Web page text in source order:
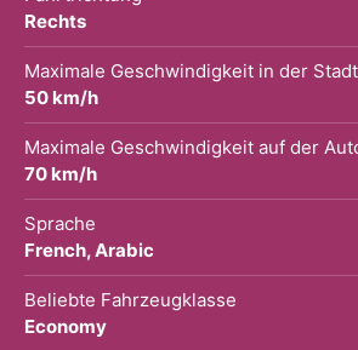
Rechts
Maximale Geschwindigkeit in der Stadt
50 km/h
Maximale Geschwindigkeit auf der
70 km/h
Sprache
French, Arabic
Beliebte Fahrzeugklasse
Economy